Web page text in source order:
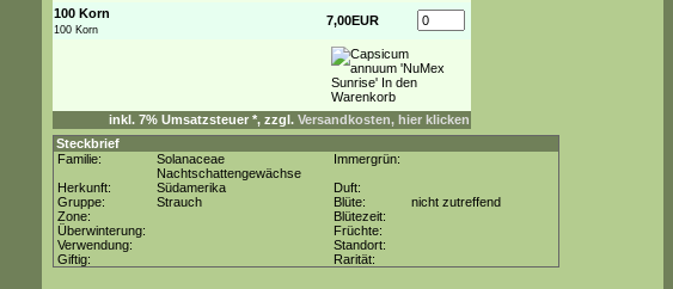
100 Korn
100 Korn
7,00EUR
inkl. 7% Umsatzsteuer *, zzgl. Versandkosten, hier klicken
Steckbrief
Familie:
Solanaceae
Nachtschattengewächse
Immergrün:
Herkunft:
Südamerika
Duft:
Gruppe:
Strauch Blüte:
nicht zutreffend
Zone:
Blütezeit:
Überwinterung:
Früchte:
Verwendung:
Standort:
Giftig:
Rarität: